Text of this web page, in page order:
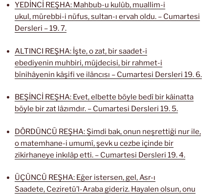
YEDİNCİ REŞHA: Mahbub-u kulûb, muallim-i
ukul, mürebbi-i nüfus, sultan-ı ervah oldu. – Cumartesi
Dersleri – 19. 7.
ALTINCI REŞHA: İşte, o zat, bir saadet-i
ebediyenin muhbiri, müjdecisi, bir rahmet-i
bînihâyenin kâşifi ve ilâncısı – Cumartesi Dersleri 19. 6.
BEŞİNCİ REŞHA: Evet, elbette böyle bedî bir kâinatta
böyle bir zat lâzımdır. – Cumartesi Dersleri 19. 5.
DÖRDÜNCÜ REŞHA: Şimdi bak, onun neşrettiği nur ile,
o matemhane-i umumî, şevk u cezbe içinde bir
zikirhaneye inkılâp etti. – Cumartesi Dersleri 19. 4.
ÜÇÜNCÜ REŞHA: Eğer istersen, gel, Asr-ı
Saadete, Ceziretü’l-Araba gideriz. Hayalen olsun, onu